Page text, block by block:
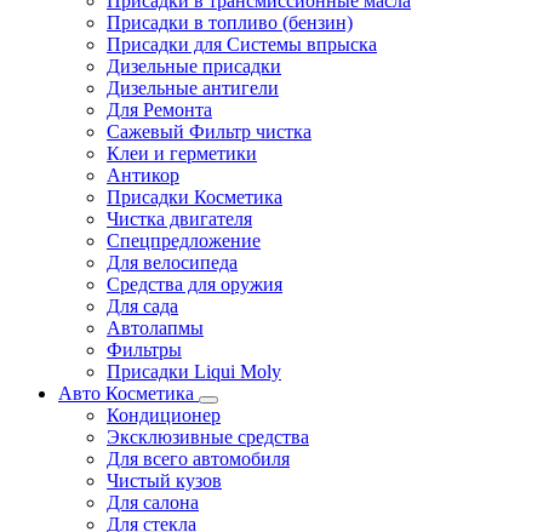
Присадки в топливо (бензин)
Присадки для Системы впрыска
Дизельные присадки
Дизельные антигели
Для Ремонта
Сажевый Фильтр чистка
Клеи и герметики
Антикор
Присадки Косметика
Чистка двигателя
Спецпредложение
Для велосипеда
Средства для оружия
Для сада
Автолапмы
Фильтры
Присадки Liqui Moly
Авто Косметика
Кондиционер
Эксклюзивные средства
Для всего автомобиля
Чистый кузов
Для салона
Для стекла